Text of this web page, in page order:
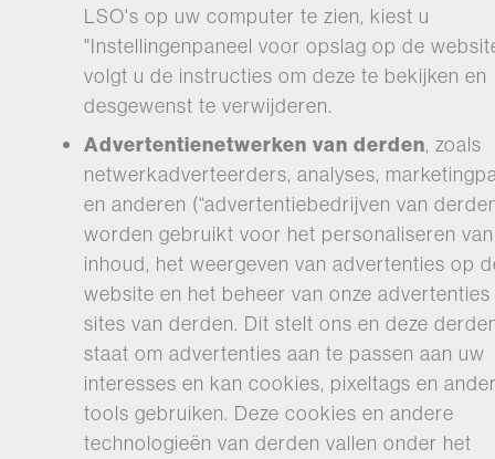
LSO's op uw computer te zien, kiest u
"Instellingenpaneel voor opslag op de
volgt u de instructies om deze te bekijken en
desgewenst te verwijderen.
Advertentienetwerken van derden, zoals
netwerkadverteerders, analyses,
en anderen (“advertentiebedrijven van
worden gebruikt voor het personaliseren van
inhoud, het weergeven van advertenties op
website en het beheer van onze
sites van derden. Dit stelt ons en deze
staat om advertenties aan te passen aan uw
interesses en kan cookies, pixeltags en
tools gebruiken. Deze cookies en andere
technologieën van derden vallen onder het